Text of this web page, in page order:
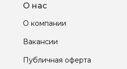
О нас
О компании
Вакансии
Публичная оферта